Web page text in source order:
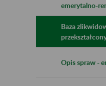
emerytalno-
Baza
Opis spraw -